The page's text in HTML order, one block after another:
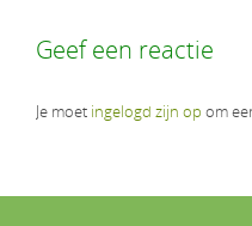
Geef een reactie
Je moet ingelogd zijn op om